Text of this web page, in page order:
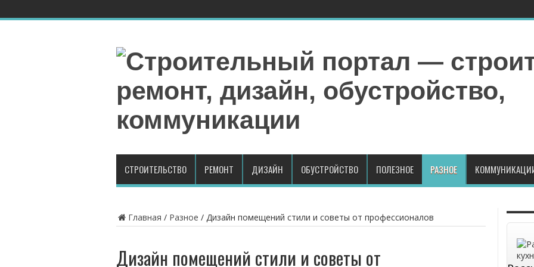
СТРОИТЕЛЬСТВО РЕМОНТ ДИЗАЙН ОБУСТРОЙСТВО ПОЛЕЗНОЕ РАЗНОЕ
Главная / Разное / Дизайн помещений стили и советы от профессионалов
Дизайн помещений стили и советы от